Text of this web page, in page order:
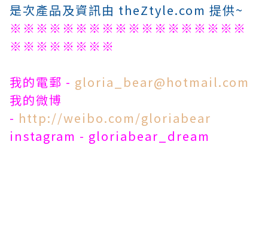
是次產品及資訊由 theZtyle.com 提供~
※※※※※※※※※※※※※※※※※※
※※※※※※※※
我的電郵 - gloria_bear@hotmail.com
我的微博
- http://weibo.com/gloriabear
instagram - gloriabear_dream